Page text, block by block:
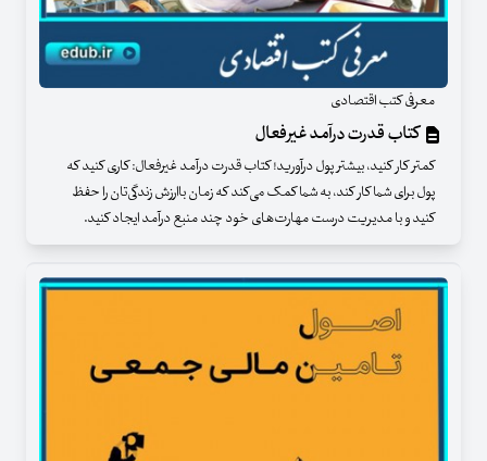
معرفی کتب اقتصادی
کتاب قدرت درآمد غیرفعال
کمتر کار کنید، بیشتر پول درآورید! کتاب قدرت درآمد غیرفعال: کاری کنید که
پول برای شما کار کند، به شما کمک می‌کند که زمان‌ باارزش زندگی‌تان را حفظ
کنید و با مدیریت درست مهارت‌های خود چند منبع درآمد ایجاد کنید.